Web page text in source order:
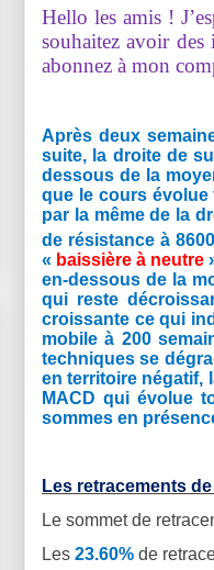
Hello les amis !
souhaitez avoir des
abonnez à mon
Après deux
suite, la droite de
dessous de la
que le cours évolue
par la même de la
de résistance à
« baissière à neutre
en-dessous de la
qui reste
croissante ce qui
mobile à 200
techniques se
en territoire négatif,
MACD qui évolue
sommes en
Les retracements
Le sommet de
Les 23.60% de